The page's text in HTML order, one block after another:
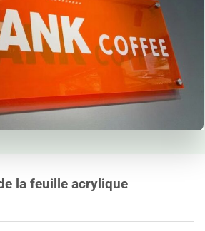
la feuille acrylique